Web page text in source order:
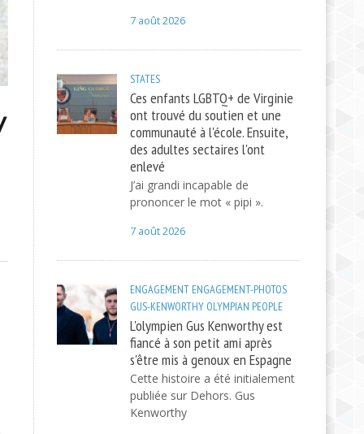
7 août 2026
STATES
Ces enfants LGBTQ+ de Virginie
ont trouvé du soutien et une
communauté à l'école. Ensuite,
des adultes sectaires l'ont
enlevé
J’ai grandi incapable de
prononcer le mot « pipi ».
7 août 2026
ENGAGEMENT ENGAGEMENT-PHOTOS
GUS-KENWORTHY OLYMPIAN PEOPLE
L'olympien Gus Kenworthy est
fiancé à son petit ami après
s'être mis à genoux en Espagne
Cette histoire a été initialement
publiée sur Dehors. Gus
Kenworthy